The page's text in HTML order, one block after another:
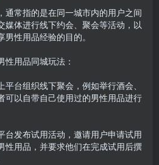
通常指的是在同一城市内的用户之间
媒体进行线下约会、聚会等活动，以
性用品经验的目的。
性用品同城玩法：
台组织线下聚会，例如举行酒会、
可以自带自己使用过的男性用品进行
台发布试用活动，邀请用户申请试用
性用品，并要求他们在完成试用后撰